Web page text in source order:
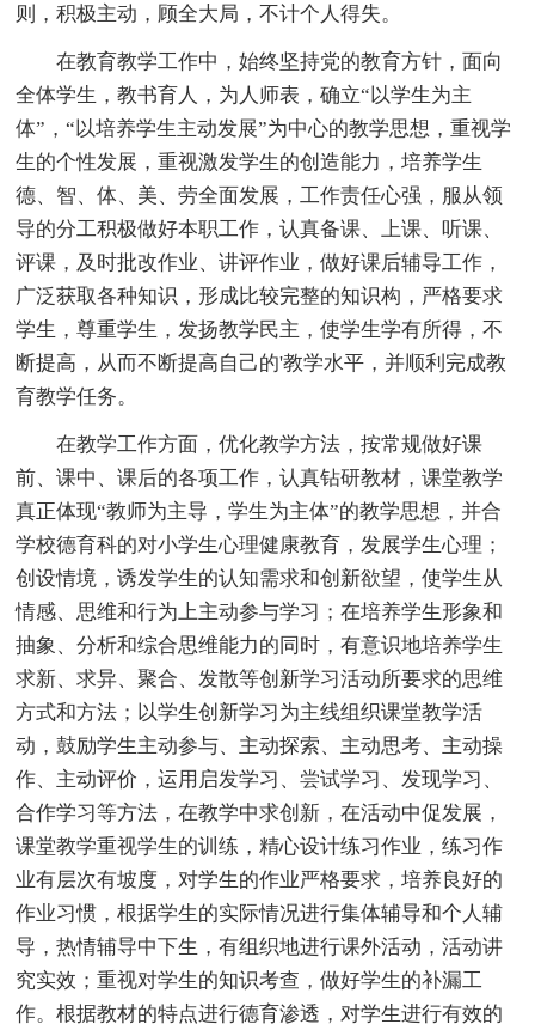
则，积极主动，顾全大局，不计个人得失。
在教育教学工作中，始终坚持党的教育方针，面向
全体学生，教书育人，为人师表，确立“以学生为主
体”，“以培养学生主动发展”为中心的教学思想，重视学
生的个性发展，重视激发学生的创造能力，培养学生
德、智、体、美、劳全面发展，工作责任心强，服从领
导的分工积极做好本职工作，认真备课、上课、听课、
评课，及时批改作业、讲评作业，做好课后辅导工作，
广泛获取各种知识，形成比较完整的知识构，严格要求
学生，尊重学生，发扬教学民主，使学生学有所得，不
断提高，从而不断提高自己的'教学水平，并顺利完成教
育教学任务。
在教学工作方面，优化教学方法，按常规做好课
前、课中、课后的各项工作，认真钻研教材，课堂教学
真正体现“教师为主导，学生为主体”的教学思想，并合
学校德育科的对小学生心理健康教育，发展学生心理；
创设情境，诱发学生的认知需求和创新欲望，使学生从
情感、思维和行为上主动参与学习；在培养学生形象和
抽象、分析和综合思维能力的同时，有意识地培养学生
求新、求异、聚合、发散等创新学习活动所要求的思维
方式和方法；以学生创新学习为主线组织课堂教学活
动，鼓励学生主动参与、主动探索、主动思考、主动操
作、主动评价，运用启发学习、尝试学习、发现学习、
合作学习等方法，在教学中求创新，在活动中促发展，
课堂教学重视学生的训练，精心设计练习作业，练习作
业有层次有坡度，对学生的作业严格要求，培养良好的
作业习惯，根据学生的实际情况进行集体辅导和个人辅
导，热情辅导中下生，有组织地进行课外活动，活动讲
究实效；重视对学生的知识考查，做好学生的补漏工
作。根据教材的特点进行德育渗透，对学生进行有效的